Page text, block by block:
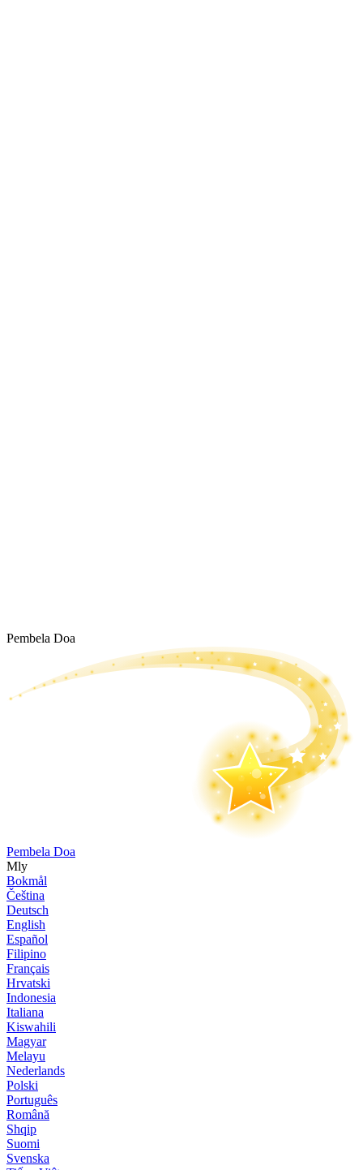
Pembela Doa
Pembela Doa
Mly
Bokmål
Čeština
Deutsch
English
Español
Filipino
Français
Hrvatski
Indonesia
Italiana
Kiswahili
Magyar
Melayu
Nederlands
Polski
Português
Română
Shqip
Suomi
Svenska